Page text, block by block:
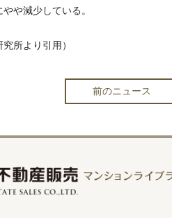
や減少している。
究所より引用）
前のニュース